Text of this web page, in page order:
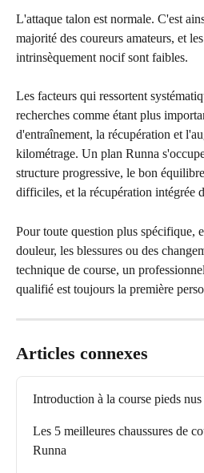
L'attaque talon est normale. C'est
majorité des coureurs amateurs, et
intrinsèquement nocif sont faibles.
Les facteurs qui ressortent
recherches comme étant plus
d'entraînement, la récupération et
kilométrage. Un plan Runna
structure progressive, le bon
difficiles, et la récupération intégrée
Pour toute question plus spécifique,
douleur, les blessures ou des
technique de course, un
qualifié est toujours la première
Articles connexes
Introduction à la course pieds nus
Les 5 meilleures chaussures de
Runna